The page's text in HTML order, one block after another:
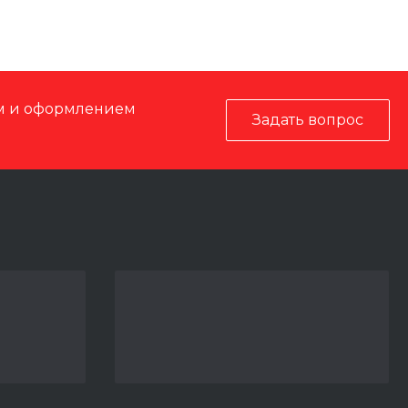
и оформлением
Задать вопрос